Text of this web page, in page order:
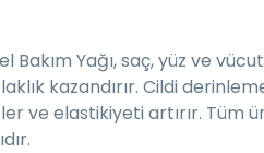
Yağı, saç, yüz ve
kazandırır. Cildi
ve elastikiyeti artırır. Tüm